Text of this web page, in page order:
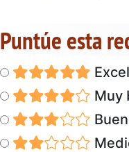
Puntúe esta
Muy